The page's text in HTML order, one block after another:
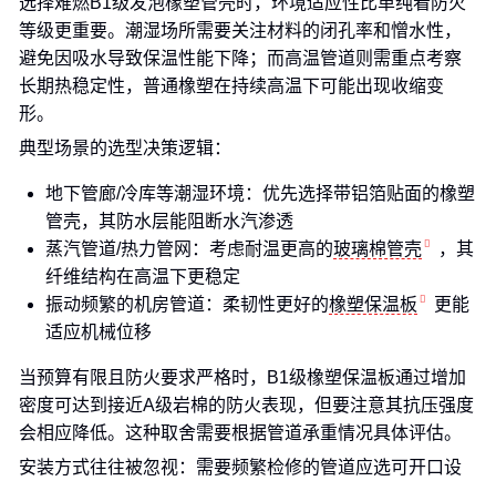
等级更重要。潮湿场所需要关注材料的闭孔率和憎水性，
避免因吸水导致保温性能下降；而高温管道则需重点考察
长期热稳定性，普通橡塑在持续高温下可能出现收缩变
形。
典型场景的选型决策逻辑：
地下管廊/冷库等潮湿环境：优先选择带铝箔贴面的橡塑
管壳，其防水层能阻断水汽渗透
蒸汽管道/热力管网：考虑耐温更高的玻璃棉管壳
，其
纤维结构在高温下更稳定
振动频繁的机房管道：柔韧性更好的橡塑保温板
更能
适应机械位移
当预算有限且防火要求严格时，B1级橡塑保温板通过增加
密度可达到接近A级岩棉的防火表现，但要注意其抗压强度
会相应降低。这种取舍需要根据管道承重情况具体评估。
安装方式往往被忽视：需要频繁检修的管道应选可开口设